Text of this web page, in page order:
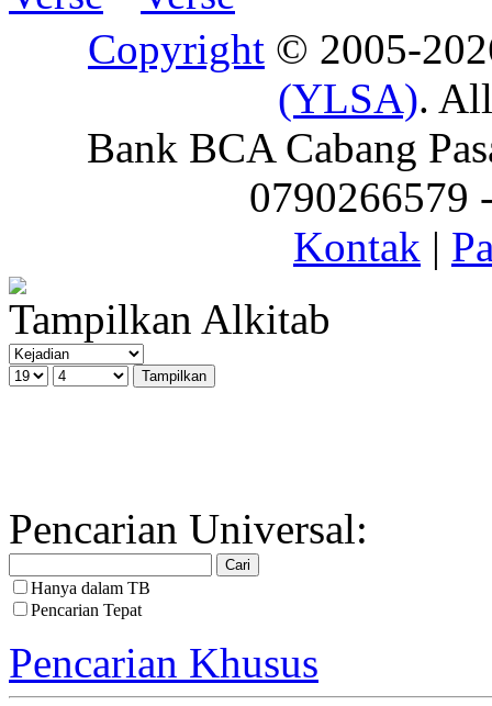
Copyright © 2005-
(YLSA).
Bank BCA Cabang
0790266579
Kontak |
Tampilkan Alkitab
Pencarian Universal:
Hanya dalam TB
Pencarian Tepat
Pencarian Khusus